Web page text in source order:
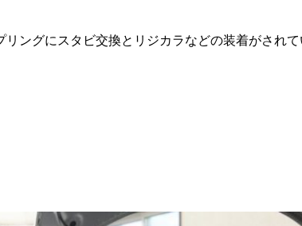
ングにスタビ交換とリジカラなどの装着がされて